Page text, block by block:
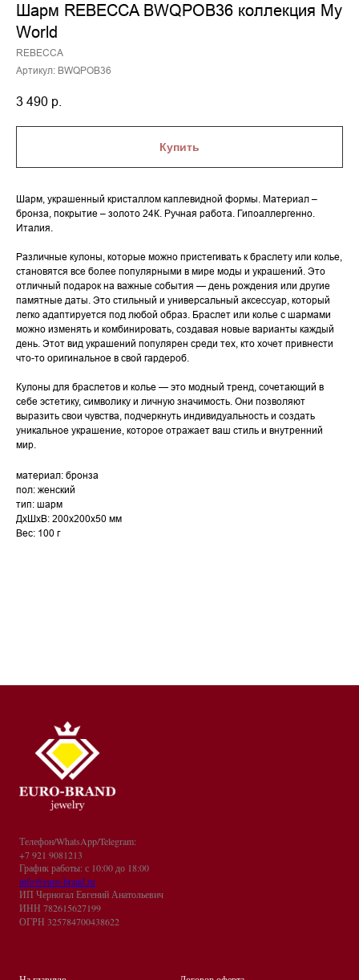
Шарм REBECCA BWQPOB36 коллекция My
World
REBECCA
Артикул: BWQPOB36
3 490 р.
Купить
Шарм, украшенный кристаллом каплевидной формы. Материал –
бронза, покрытие – золото 24К. Ручная работа. Гипоаллергенно.
Италия.
Различные кулоны, которые можно пристегивать к браслету или колье,
становятся все более популярными в мире моды и украшений. Это
отличный подарок на важные события — день рождения или другие
памятные даты. Это стильный и универсальный аксессуар, который
легко адаптируется под любой образ. Браслет или колье с шармами
можно изменять и комбинировать, создавая новые варианты каждый
день. Этот вид украшений популярен среди тех, кто хочет привнести
что-то оригинальное в свой гардероб.
Кулоны для браслетов и колье — это модный тренд, сочетающий в
себе эстетику, символику и личную значимость. Они позволяют
выразить свои чувства, подчеркнуть индивидуальность и создать
уникальное украшение, которое отражает ваш стиль и внутренний
мир.
материал: бронза
пол: женский
тип: шарм
ДxШxВ: 200x200x50 мм
Вес: 100 г
Телефон/WhatsApp/Telegram:
+7 921 9081213
График работы: с 10:00 до 18:00
info@euro-brand.ru
ИП Черногал Евгений Анатольевич
ИНН 782615627199
ОГРН 325784700438622